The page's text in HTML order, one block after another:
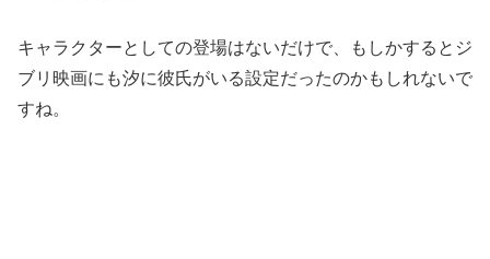
キャラクターとしての登場はないだけで、もしかするとジ
ブリ映画にも汐に彼氏がいる設定だったのかもしれないで
すね。